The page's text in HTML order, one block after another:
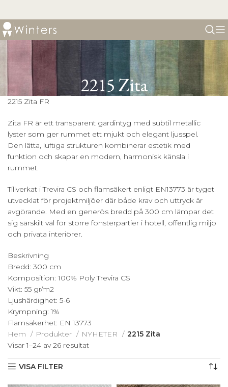
2215 Zita
2215 Zita FR
Zita FR är ett transparent gardintyg med subtil metallic
lyster som ger rummet ett mjukt och elegant ljusspel.
Den lätta, luftiga strukturen kombinerar estetik med
funktion och skapar en modern, harmonisk känsla i
rummet.
Tillverkat i Trevira CS och flamsäkert enligt EN13773 är tyget
utvecklat för projektmiljöer där både krav och uttryck är
avgörande. Med en generös bredd på 300 cm lämpar det
sig särskilt väl för större fönsterpartier i hotell, offentlig miljö
och privata interiörer.
Beskrivning
Bredd: 300 cm
Komposition: 100% Poly Trevira CS
Vikt: 55 gr/m2
Ljushärdighet: 5-6
Krympning: 1%
Flamsäkerhet: EN 13773
Hem
Produkter NYHETER
2215 Zita
Visar 1–24 av 26 resultat
VISA FILTER